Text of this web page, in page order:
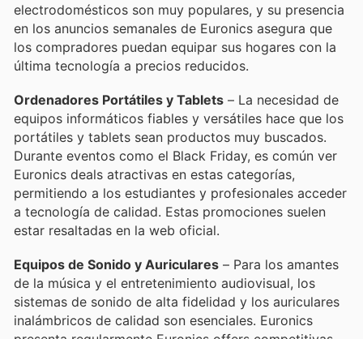
electrodomésticos son muy populares, y su presencia
en los anuncios semanales de Euronics asegura que
los compradores puedan equipar sus hogares con la
última tecnología a precios reducidos.
Ordenadores Portátiles y Tablets – La necesidad de
equipos informáticos fiables y versátiles hace que los
portátiles y tablets sean productos muy buscados.
Durante eventos como el Black Friday, es común ver
Euronics deals atractivas en estas categorías,
permitiendo a los estudiantes y profesionales acceder
a tecnología de calidad. Estas promociones suelen
estar resaltadas en la web oficial.
Equipos de Sonido y Auriculares – Para los amantes
de la música y el entretenimiento audiovisual, los
sistemas de sonido de alta fidelidad y los auriculares
inalámbricos de calidad son esenciales. Euronics